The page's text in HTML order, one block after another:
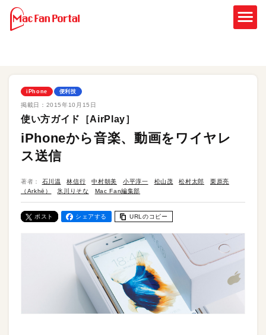
iPhone 便利技
掲載日： 2015年10月15日
使い方ガイド［AirPlay］
iPhoneから音楽、動画をワイヤレ
ス送信
著者： 石川温 林信行 中村朝美 小平淳一 松山茂 松村太郎
栗原亮
（Arkhē）
氷川りそな Mac Fan編集部
ポスト シェアする URLのコピー